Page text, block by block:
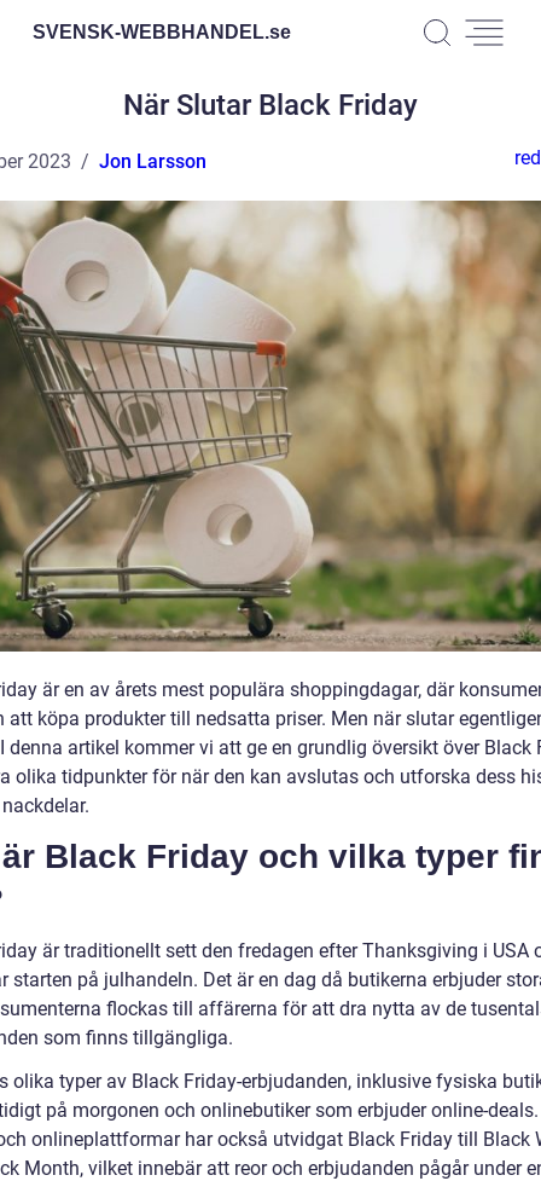
SVENSK-WEBBHANDEL.se
När Slutar Black Friday
2023 Jon Larsson
är en av årets mest populära shoppingdagar, där
att köpa produkter till nedsatta priser. Men när slutar
denna artikel kommer vi att ge en grundlig översikt över Black
olika tidpunkter för när den kan avslutas och utforska dess
är Black Friday och vilka typer
är traditionellt sett den fredagen efter Thanksgiving i USA
starten på julhandeln. Det är en dag då butikerna erbjuder
flockas till affärerna för att dra nytta av de
som finns tillgängliga.
olika typer av Black Friday-erbjudanden, inklusive fysiska
på morgonen och onlinebutiker som erbjuder online-
onlineplattformar har också utvidgat Black Friday till Black
Month, vilket innebär att reor och erbjudanden pågår under